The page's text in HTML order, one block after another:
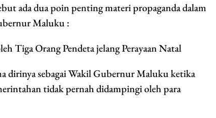
ada dua poin penting materi propaganda dalam
Maluku :
Tiga Orang Pendeta jelang Perayaan Natal
dirinya sebagai Wakil Gubernur Maluku ketika
tidak pernah didampingi oleh para